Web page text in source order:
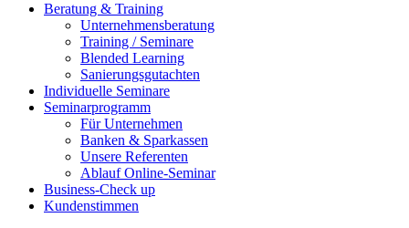
Beratung & Training
Unternehmens­beratung
Training / Seminare
Blended Learning
Sanierungs­gutachten
Individuelle Seminare
Seminarprogramm
Für Unternehmen
Banken & Sparkassen
Unsere Referenten
Ablauf Online-Seminar
Business-Check up
Kundenstimmen